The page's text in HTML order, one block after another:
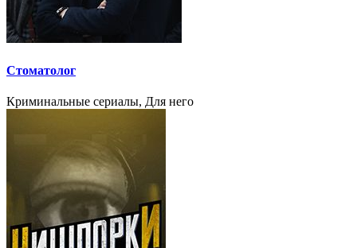
Стоматолог
Криминальные сериалы, Для него